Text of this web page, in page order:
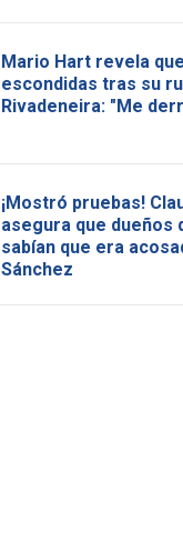
Mario Hart revela
escondidas tras su
Rivadeneira: "Me
¡Mostró pruebas!
asegura que dueños
sabían que era
Sánchez